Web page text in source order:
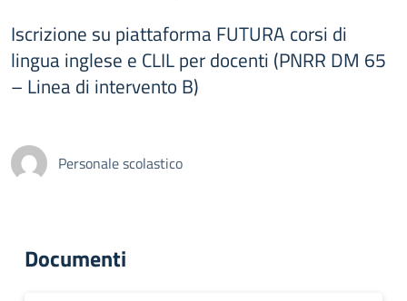
Iscrizione su piattaforma FUTURA corsi di
lingua inglese e CLIL per docenti (PNRR DM 65
– Linea di intervento B)
Personale scolastico
Documenti